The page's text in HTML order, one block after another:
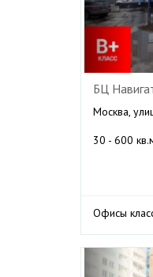
БЦ
Москва,
30 - 600
Офисы